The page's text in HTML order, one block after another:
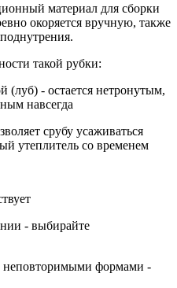
материал для сборки
окоряется вручную, также
такой рубки:
- остается нетронутым,
навсегда
срубу усаживаться
утеплитель со временем
- выбирайте
неповторимыми формами -